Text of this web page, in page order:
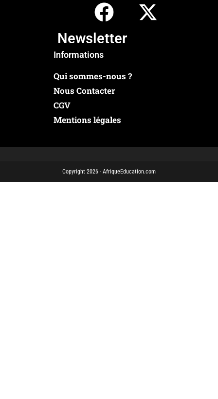
Newsletter
Informations
Qui sommes-nous ?
Nous Contacter
CGV
Mentions légales
Copyright 2026 - AfriqueEducation.com